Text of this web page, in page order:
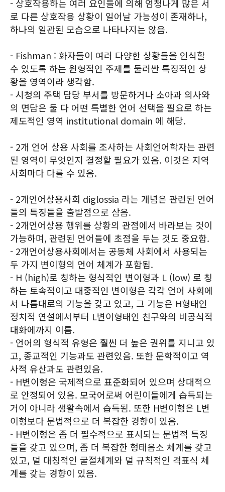
- 상호작용하는 여러 요인들에 의해 엄청나게 많은 서
로 다른 상호작용 상황이 일어날 가능성이 존재하나,
하나의 일관된 모습으로 나타나지는 않음.
- Fishman : 화자들이 여러 다양한 상황들을 인식할
수 있도록 하는 원형적인 주제를 둘러싼 특징적인 상
황을 영역이라 생각함.
- 시청의 주택 담당 부서를 방문하거나 소아과 의사와
의 면담은 둘 다 어떤 특별한 언어 선택을 필요로 하는
제도적인 영역 institutional domain 에 해당.
- 2개 언어 상용 사회를 조사하는 사회언어학자는 관련
된 영역이 무엇인지 결정할 필요가 있음. 이것은 지역
사회마다 다를 수 있음.
- 2개언어상용사회 diglossia 라는 개념은 관련된 언어
들의 특징들을 출발점으로 삼음.
- 2개언어상용 행위를 상황의 관점에서 바라보는 것이
가능하며, 관련된 언어들에 초점을 두는 것도 중요함.
- 2개언어상용사회에서는 공동체 사회에서 사용되는
두 가지 변이형의 언어 체계가 포함됨.
- H (high)로 칭하는 형식적인 변이형과 L (low) 로 칭
하는 토속적이고 대중적인 변이형은 각각 언어 사회에
서 나름대로의 기능을 갖고 있고, 그 기능은 H형태인
정치적 연설에서부터 L변이형태인 친구와의 비공식적
대화에까지 이름.
- 언어의 형식적 유형은 훨씬 더 높은 권위를 지니고 있
고, 종교적인 기능과도 관련있음. 또한 문학적이고 역
사적 유산과도 관련있음.
- H변이형은 국제적으로 표준화되어 있으며 상대적으
로 안정되어 있음. 모국어로써 어린이들에게 습득되는
거이 아니라 생활속에서 습득됨. 또한 H변이형은 L변
이형보다 문법적으로 더 복잡한 경향이 있음.
- H변이형은 좀 더 필수적으로 표시되는 문법적 특징
들을 갖고 있으며, 좀 더 복잡한 형태음소 체계를 갖고
있고, 덜 대칭적인 굴절체계와 덜 규칙적인 격표식 체
계를 갖는 경향이 있음.